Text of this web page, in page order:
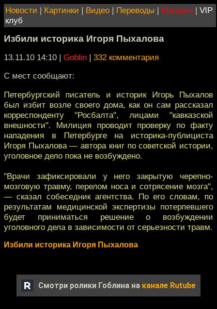
Новости | Картинки | Видео | Переводы | Магазин | VIP
клуб
Избили историка Игоря Пыхалова
13.11.10 14:10 | Goblin | 332 комментария
С мест сообщают:
Петербургский писатель и историк Игорь Пыхалов
был избит возле своего дома, как он сам рассказал
корреспонденту "Росбалта", лицами "кавказской
внешности". Милиция проводит проверку по факту
нападения в Петербурге на историка-публициста
Игоря Пыхалова — автора книг по советской истории,
уголовное дело пока не возбуждено.
"Врачи зафиксировали у него закрытую черепно-
мозговую травму, перелом носа и сотрясение мозга",
— сказал собеседник агентства. По его словам, по
результатам медицинской экспертизы потерпевшего
будет приниматься решение о возбуждении
уголовного дела в зависимости от серьезности травм.
Избили историка Игоря Пыхалова
Смотри ролики Гоблина на канале Rutube